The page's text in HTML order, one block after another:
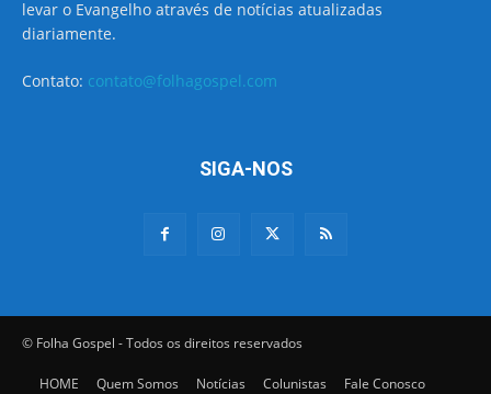
levar o Evangelho através de notícias atualizadas
diariamente.
Contato: contato@folhagospel.com
SIGA-NOS
© Folha Gospel - Todos os direitos reservados
HOME Quem Somos Notícias Colunistas
Fale Conosco